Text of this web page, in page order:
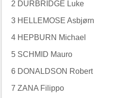
2 DURBRIDGE Luke
3 HELLEMOSE Asbjørn
4 HEPBURN Michael
5 SCHMID Mauro
6 DONALDSON Robert
7 ZANA Filippo